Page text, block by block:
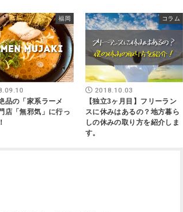
福岡
品の「家系ラーメ
店「無邪気」に行っ
コラム
2018.10.03
【独立3ヶ月目】フリーラン
スに休みはあるの？地方暮ら
しの休みの取り方を紹介しま
す。